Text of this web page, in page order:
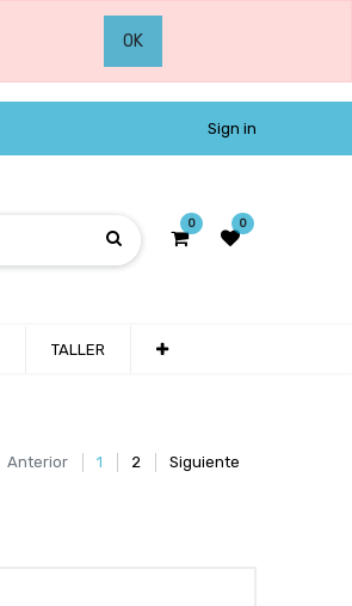
OK
Sign in
0 0
TALLER
Anterior 1 2 Siguiente